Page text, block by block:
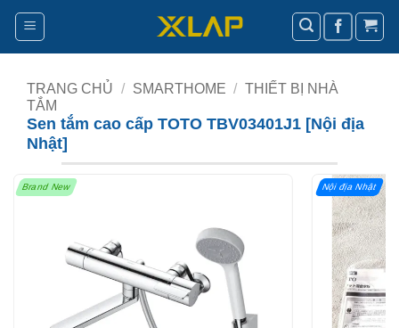
Bỏ
nội
TRANG CHỦ / SMARTHOME / THIẾT BỊ NHÀ
TẮM
Sen tắm cao cấp TOTO TBV03401J1 [Nội địa
Nhật]
Brand New Nội địa Nhật